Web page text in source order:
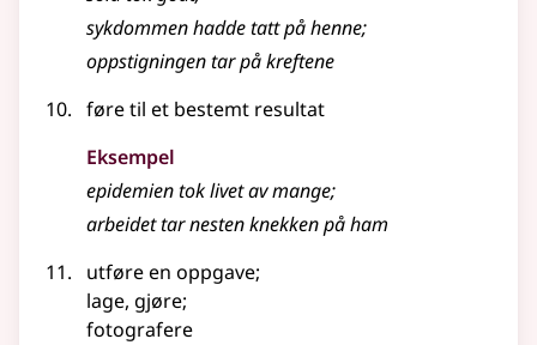
sykdommen hadde tatt på henne;
oppstigningen tar på kreftene
føre til et bestemt resultat
Eksempel
epidemien tok livet av mange;
arbeidet tar nesten knekken på ham
utføre en oppgave;
lage, gjøre;
fotografere